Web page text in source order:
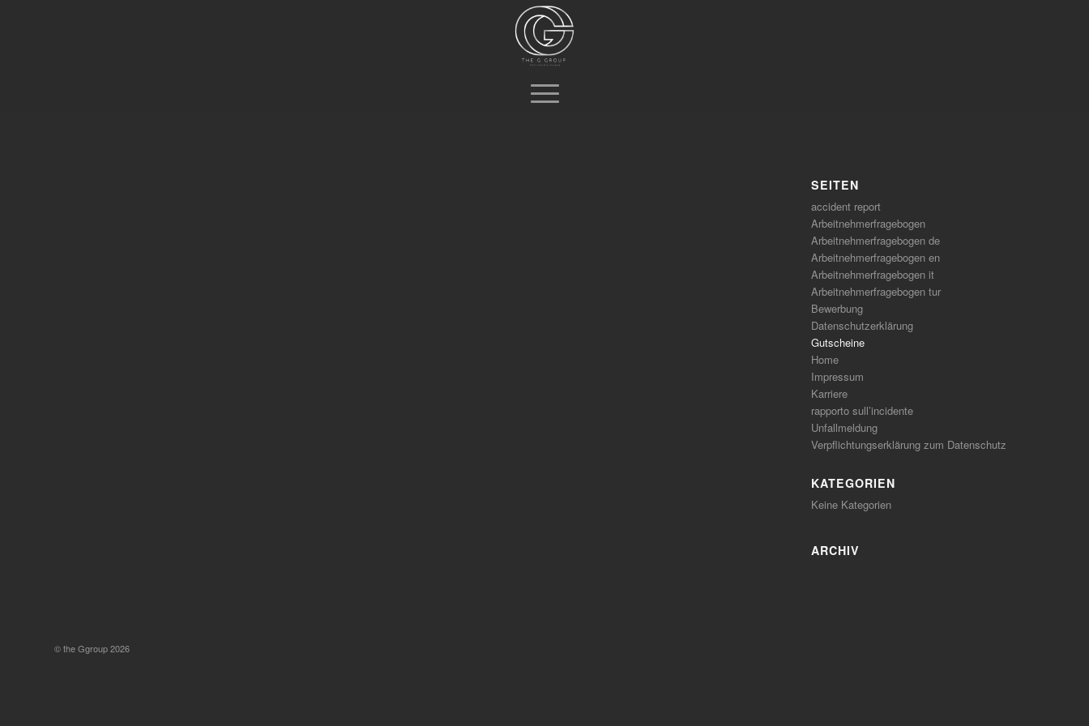
SEITEN
accident report
Arbeitnehmerfragebogen
Arbeitnehmerfragebogen de
Arbeitnehmerfragebogen en
Arbeitnehmerfragebogen it
Arbeitnehmerfragebogen tur
Bewerbung
Datenschutzerklärung
Gutscheine
Home
Impressum
Karriere
rapporto sull’incidente
Unfallmeldung
Verpflichtungserklärung zum Datenschutz
KATEGORIEN
Keine Kategorien
ARCHIV
© the Ggroup 2026